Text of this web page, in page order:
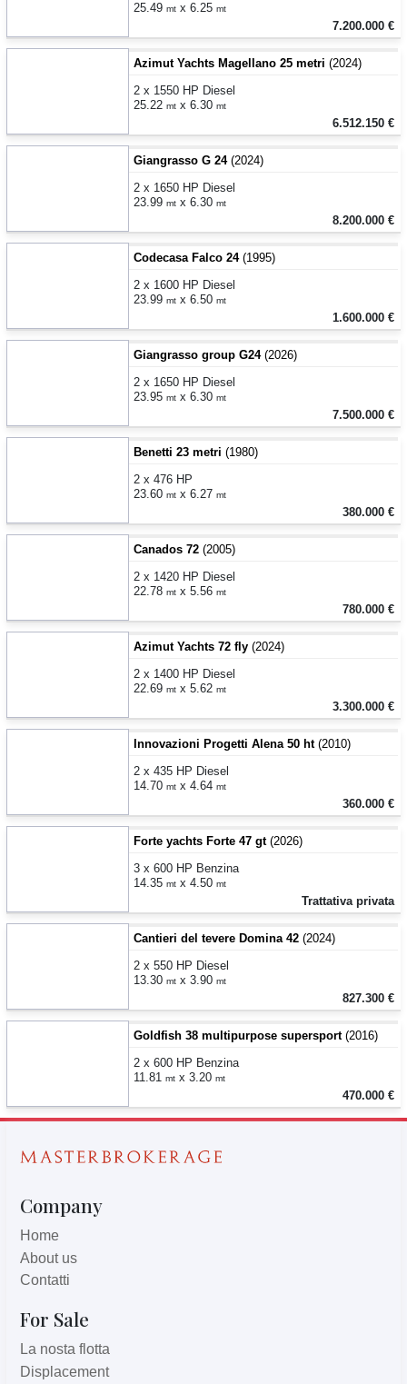
25.49 mt x 6.25 mt
7.200.000 €
Azimut Yachts Magellano 25 metri (2024)
2 x 1550 HP Diesel
25.22 mt x 6.30 mt
6.512.150 €
Giangrasso G 24(2024)
2 x 1650 HP Diesel
23.99 mt x 6.30 mt
8.200.000 €
Codecasa Falco 24(1995)
2 x 1600 HP Diesel
23.99 mt x 6.50 mt
1.600.000 €
Giangrasso group G24(2026)
2 x 1650 HP Diesel
23.95 mt x 6.30 mt
7.500.000 €
Benetti 23 metri (1980)
2 x 476 HP
23.60 mt x 6.27 mt
380.000 €
Canados 72 (2005)
2 x 1420 HP Diesel
22.78 mt x 5.56 mt
780.000 €
Azimut Yachts 72 fly (2024)
2 x 1400 HP Diesel
22.69 mt x 5.62 mt
3.300.000 €
Innovazioni Progetti Alena 50 ht(2010)
2 x 435 HP Diesel
14.70 mt x 4.64 mt
360.000 €
Forte yachts Forte 47 gt(2026)
3 x 600 HP Benzina
14.35 mt x 4.50 mt
Trattativa privata
Cantieri del tevere Domina 42 (2024)
2 x 550 HP Diesel
13.30 mt x 3.90 mt
827.300 €
Goldfish 38 multipurpose supersport(2016)
2 x 600 HP Benzina
11.81 mt x 3.20 mt
470.000 €
Company
Home
About us
Contatti
For Sale
La nosta flotta
Displacement